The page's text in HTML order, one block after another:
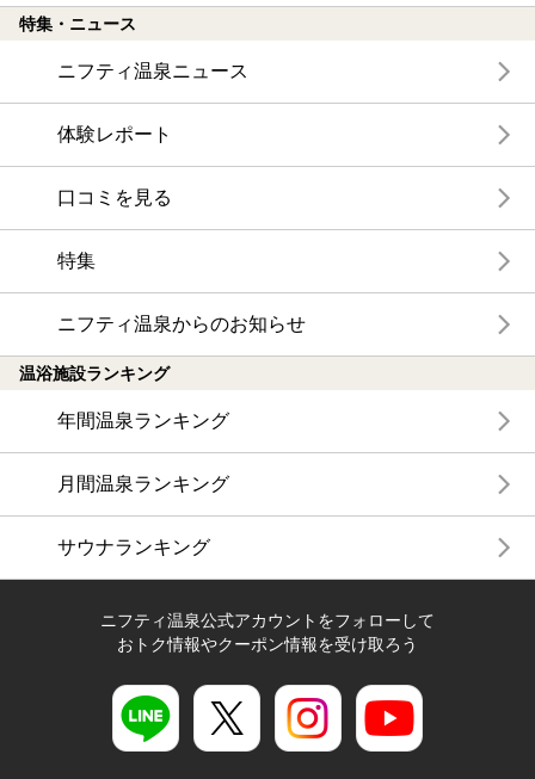
特集・ニュース
ニフティ温泉ニュース
体験レポート
口コミを見る
特集
ニフティ温泉からのお知らせ
温浴施設ランキング
年間温泉ランキング
月間温泉ランキング
サウナランキング
ニフティ温泉公式アカウントをフォローして
おトク情報やクーポン情報を受け取ろう